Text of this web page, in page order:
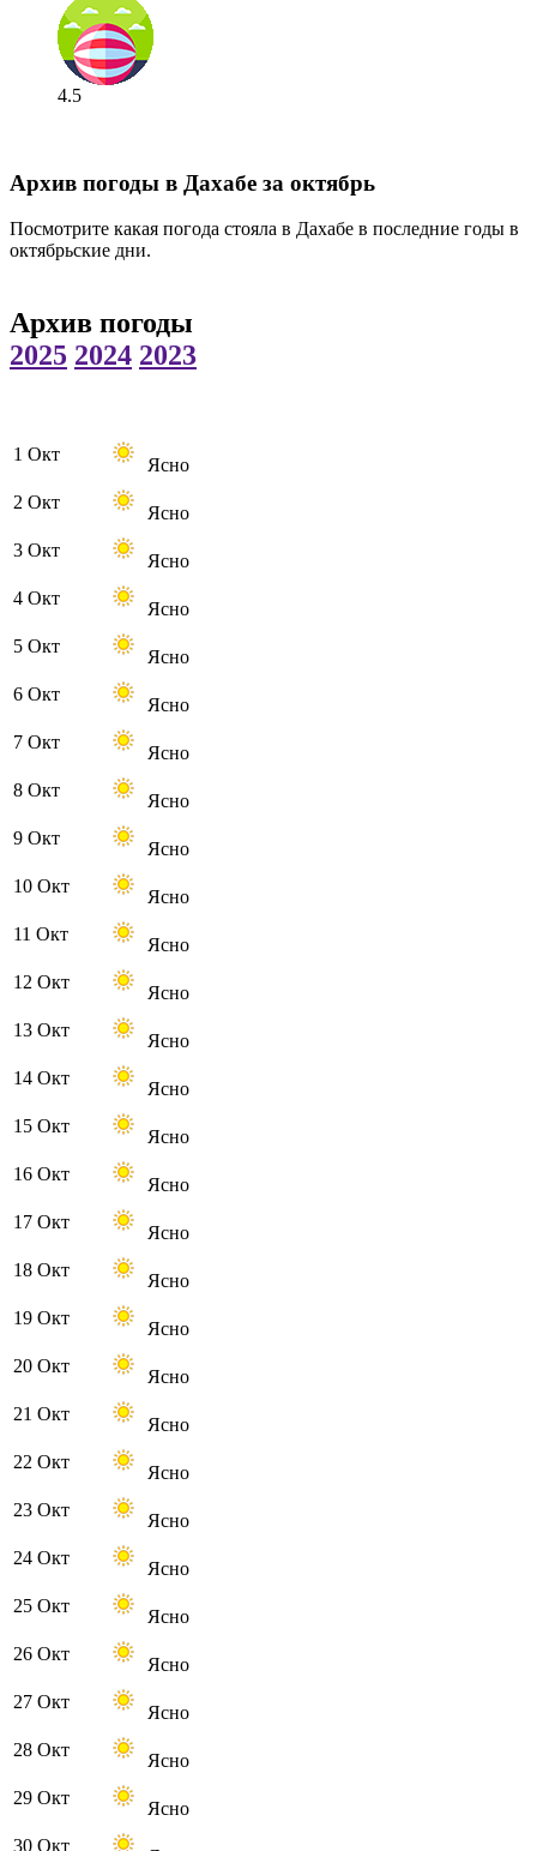
4.5
Архив погоды в Дахабе за октябрь
Посмотрите какая погода стояла в Дахабе в последние годы в
октябрьские дни.
Архив погоды
2025 2024 2023
1 Окт
Ясно
2 Окт
Ясно
3 Окт
Ясно
4 Окт
Ясно
5 Окт
Ясно
6 Окт
Ясно
7 Окт
Ясно
8 Окт
Ясно
9 Окт
Ясно
10 Окт
Ясно
11 Окт
Ясно
12 Окт
Ясно
13 Окт
Ясно
14 Окт
Ясно
15 Окт
Ясно
16 Окт
Ясно
17 Окт
Ясно
18 Окт
Ясно
19 Окт
Ясно
20 Окт
Ясно
21 Окт
Ясно
22 Окт
Ясно
23 Окт
Ясно
24 Окт
Ясно
25 Окт
Ясно
26 Окт
Ясно
27 Окт
Ясно
28 Окт
Ясно
29 Окт
Ясно
30 Окт